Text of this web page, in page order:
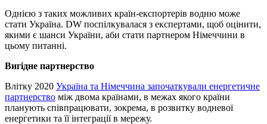
Однією з таких можливих країн-експортерів водню може
стати Україна. DW поспілкувалася з експертами, щоб оцінити,
якими є шанси України, аби стати партнером Німеччини в
цьому питанні.
Вигідне партнерство
Влітку 2020 Україна та Німеччина започаткували енергетичне
партнерство між двома країнами, в межах якого країни
планують співпрацювати, зокрема, в розвитку водневої
енергетики та її інтеграції в мережу.